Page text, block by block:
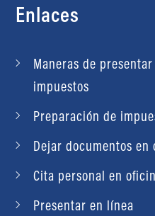
Enlaces
Maneras de
impuestos
Preparación de
Dejar documentos en
Cita personal en
Presentar en línea